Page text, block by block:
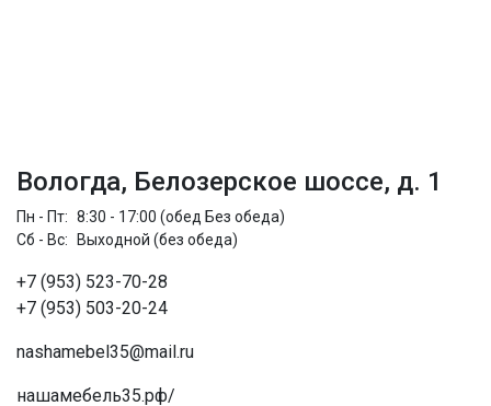
Вологда, Белозерское шоссе, д. 1
Пн - Пт: 8:30 - 17:00 (обед Без обеда)
Сб - Вс:
Выходной (без обеда)
+7 (953) 523-70-28
+7 (953) 503-20-24
nashamebel35@mail.ru
нашамебель35.рф/